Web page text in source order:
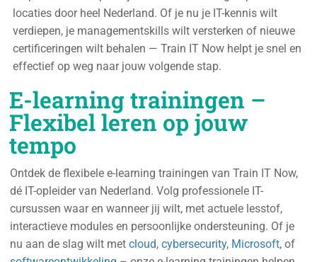
locaties door heel Nederland. Of je nu je IT-kennis wilt
verdiepen, je managementskills wilt versterken of nieuwe
certificeringen wilt behalen — Train IT Now helpt je snel en
effectief op weg naar jouw volgende stap.
E-learning trainingen –
Flexibel leren op jouw
tempo
Ontdek de flexibele e-learning trainingen van Train IT Now,
dé IT-opleider van Nederland. Volg professionele IT-
cursussen waar en wanneer jij wilt, met actuele lesstof,
interactieve modules en persoonlijke ondersteuning. Of je
nu aan de slag wilt met cloud, cybersecurity, Microsoft, of